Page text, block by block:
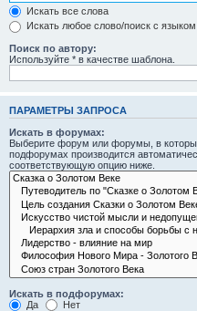
Искать все слова
Искать любое слово/поиск с
Поиск по автору:
Используйте * в качестве шаблона.
ПАРАМЕТРЫ ЗАПРОСА
Искать в форумах:
Выберите форум или форумы, в
подфорумах производится
соответствующую опцию ниже.
Искать в подфорумах:
Да
Нет